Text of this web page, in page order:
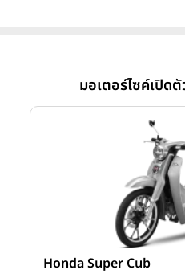
มอเตอร์ไซค์เปิด
Honda Super Cub